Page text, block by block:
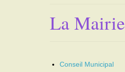
La Mairie
Conseil Municipal